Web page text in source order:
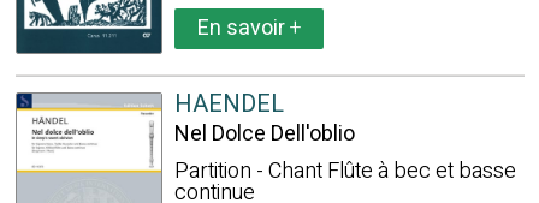
En savoir+
HAENDEL
Nel Dolce Dell'oblio
Partition - Chant Flûte à bec et basse
continue